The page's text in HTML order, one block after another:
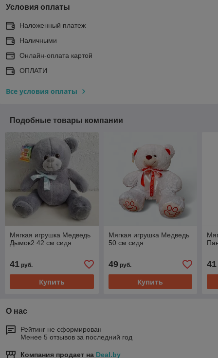
Условия оплаты
Наложенный платеж
Наличными
Онлайн-оплата картой
ОПЛАТИ
Все условия оплаты
Подобные товары компании
Мягкая игрушка Медведь
Дымок2 42 см сидя
41 руб.
Купить
Мягкая игрушка Медведь
50 см сидя
49руб.
Купить
41
О нас
Рейтинг не сформирован
Менее 5 отзывов за последний год
Компания продает на Deal.by